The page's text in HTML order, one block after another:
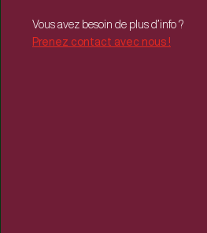
Vous avez besoin de plus d’info ?
Prenez contact avec nous !